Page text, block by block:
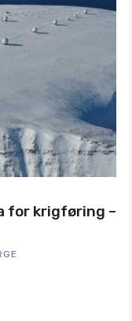
for krigføring –